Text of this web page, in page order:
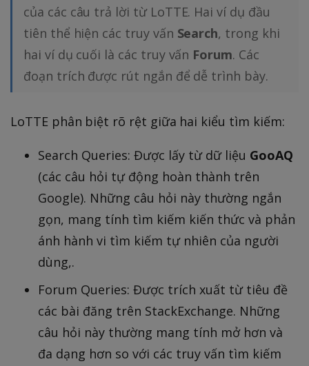
của các câu trả lời từ LoTTE. Hai ví dụ đầu
tiên thể hiện các truy vấn Search, trong khi
hai ví dụ cuối là các truy vấn Forum. Các
đoạn trích được rút ngắn để dễ trình bày.
LoTTE phân biệt rõ rệt giữa hai kiểu tìm kiếm:
Search Queries: Được lấy từ dữ liệu GooAQ
(các câu hỏi tự động hoàn thành trên
Google). Những câu hỏi này thường ngắn
gọn, mang tính tìm kiếm kiến thức và phản
ánh hành vi tìm kiếm tự nhiên của người
dùng,.
Forum Queries: Được trích xuất từ tiêu đề
các bài đăng trên StackExchange. Những
câu hỏi này thường mang tính mở hơn và
đa dạng hơn so với các truy vấn tìm kiếm